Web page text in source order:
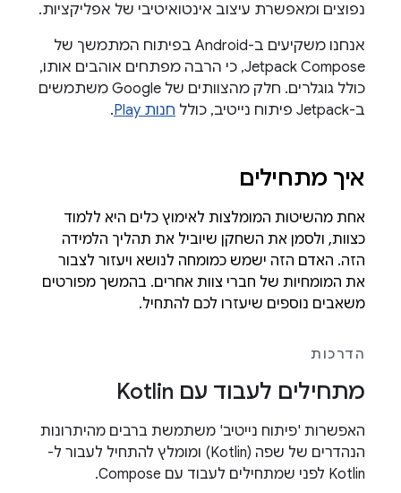
נפוצים ומאפשרת עיצוב אינטואיטיבי של אפליקציות.
אנחנו משקיעים ב-Android בפיתוח המתמשך של
Jetpack Compose, כי הרבה מפתחים אוהבים אותו,
כולל גוגלרים. חלק מהצוותים של Google משתמשים
ב-Jetpack פיתוח נייטיב, כולל
חנות Play .
איך מתחילים
אחת מהשיטות המומלצות לאימוץ כלים היא ללמוד
כצוות, ולסמן את השחקן שיוביל את תהליך הלמידה
הזה. האדם הזה ישמש כמומחה לנושא ויעזור לצבור
את המומחיות של חברי צוות אחרים. בהמשך מפורטים
משאבים נוספים שיעזרו לכם להתחיל.
הדרכות
מתחילים לעבוד עם Kotlin
האפשרות 'פיתוח נייטיב' משתמשת ברבים מהיתרונות
הנהדרים של שפה (Kotlin) ומומלץ להתחיל לעבור ל-
Kotlin לפני שמתחילים לעבוד עם Compose.